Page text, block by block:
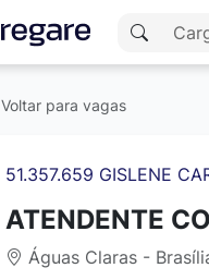
Voltar para vagas
51.357.659 GISLENE
ATENDENTE
Águas Claras -